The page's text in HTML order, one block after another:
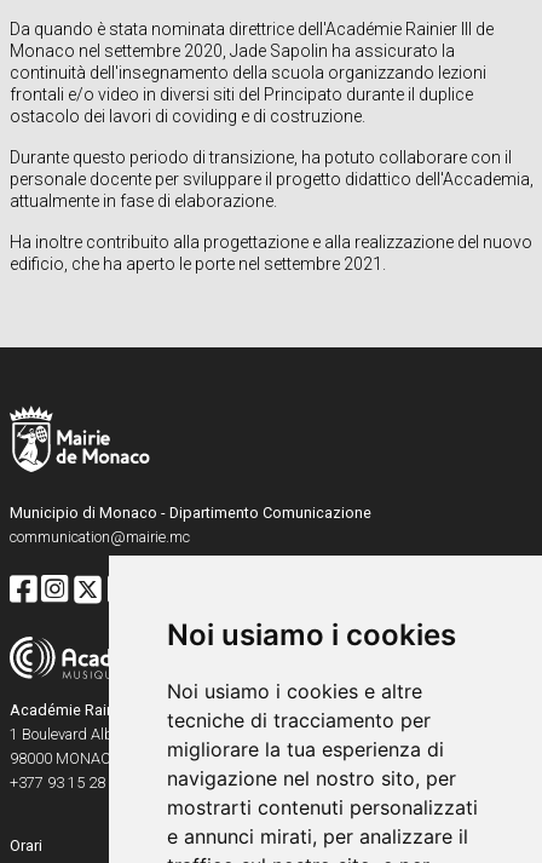
Noi usiamo i cookies
Noi usiamo i cookies e altre
tecniche di tracciamento per
migliorare la tua esperienza di
navigazione nel nostro sito, per
mostrarti contenuti personalizzati
e annunci mirati, per analizzare il
Da quando è stata nominata direttrice dell'Académie Rainier III de
Monaco nel settembre 2020, Jade Sapolin ha assicurato la
continuità dell'insegnamento della scuola organizzando lezioni
frontali e/o video in diversi siti del Principato durante il duplice
ostacolo dei lavori di coviding e di costruzione.
Durante questo periodo di transizione, ha potuto collaborare con il
personale docente per sviluppare il progetto didattico dell'Accademia,
attualmente in fase di elaborazione.
Ha inoltre contribuito alla progettazione e alla realizzazione del nuovo
edificio, che ha aperto le porte nel settembre 2021.
Municipio di Monaco - Dipartimento Comunicazione
communication@mairie.mc
Académie Rainier III
1 Boulevard Albert Ier
98000 MONACO
+377 93 15 28 91
Orari